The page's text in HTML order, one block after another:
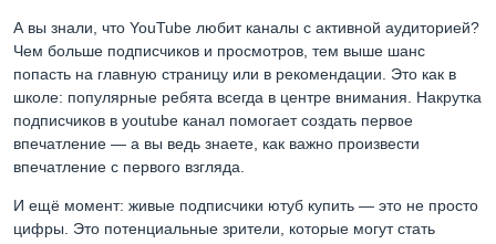
А вы знали, что YouTube любит каналы с активной аудиторией?
Чем больше подписчиков и просмотров, тем выше шанс
попасть на главную страницу или в рекомендации. Это как в
школе: популярные ребята всегда в центре внимания. Накрутка
подписчиков в youtube канал помогает создать первое
впечатление — а вы ведь знаете, как важно произвести
впечатление с первого взгляда.
И ещё момент: живые подписчики ютуб купить — это не просто
цифры. Это потенциальные зрители, которые могут стать